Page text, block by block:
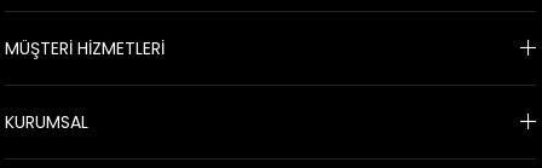
MÜŞTERİ HİZMETLERİ
KURUMSAL